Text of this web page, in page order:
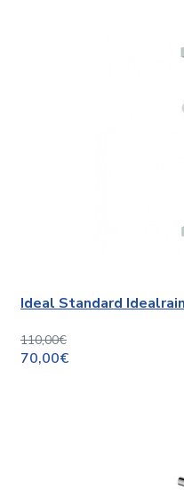
Ideal Standard
110,00€
70,00€